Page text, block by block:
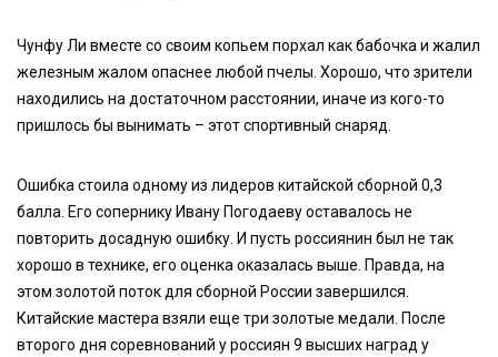
Чунфу Ли вместе со своим копьем порхал как бабочка и жалил
железным жалом опаснее любой пчелы. Хорошо, что зрители
находились на достаточном расстоянии, иначе из кого-то
пришлось бы вынимать – этот спортивный снаряд.
Ошибка стоила одному из лидеров китайской сборной 0,3
балла. Его сопернику Ивану Погодаеву оставалось не
повторить досадную ошибку. И пусть россиянин был не так
хорошо в технике, его оценка оказалась выше. Правда, на
этом золотой поток для сборной России завершился.
Китайские мастера взяли еще три золотые медали. После
второго дня соревнований у россиян 9 высших наград у